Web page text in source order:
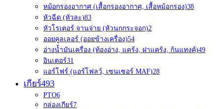
หม้อกรองอากาศ (เสื้อกรองอากาศ, เสื้อหม้อกรอง)38
หัวฉีด (หัวละ)83
หัวโรเตอร์ จานจ่าย (หัวนกกระจอก)2
ออยคูลเลอร์ (ออยข้างเครื่อง)54
อ่างน้ำมันเครื่อง (ท้องอ่าง, แคร้ง, ฝาแคร้ง, ก้นแทงค์)49
อินเตอร์31
แอร์โฟร์ (แอร์โฟลว์, เซนเซอร์ MAF)28
เกียร์493
PTO6
กล่องเกียร์7